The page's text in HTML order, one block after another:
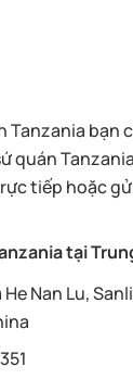
Tanzania bạn
quán
tiếp hoặc
tại
Nan Lu,